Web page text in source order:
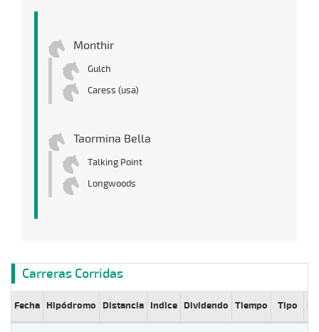
Monthir
Gulch
Caress (usa)
Taormina Bella
Talking Point
Longwoods
Carreras Corridas
Fecha Hipódromo Distancia Indice Dividendo Tiempo Tipo Lº